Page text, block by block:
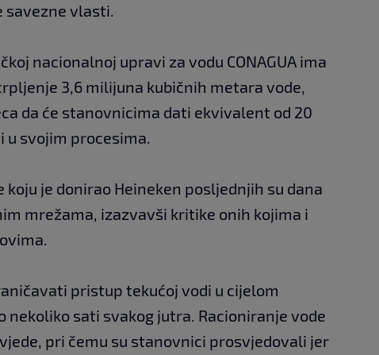
savezne vlasti.
nacionalnoj upravi za vodu CONAGUA ima
3,6 milijuna kubičnih metara vode,
da će stanovnicima dati ekvivalent od 20
u svojim procesima.
je donirao Heineken posljednjih su dana
mrežama, izazvavši kritike onih kojima i
pristup tekućoj vodi u cijelom
nekoliko sati svakog jutra. Racioniranje vode
pri čemu su stanovnici prosvjedovali jer